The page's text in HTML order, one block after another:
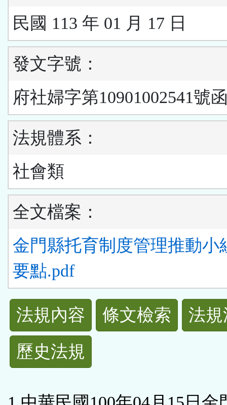
民國 113 年 01 月 17 日
發文字號：
府社婦字第10901002541號
法規體系：
社會類
全文檔案：
金門縣托育制度管理推動小
要點.pdf
法
規
功
法規內容 條文檢索
法
歷史法規